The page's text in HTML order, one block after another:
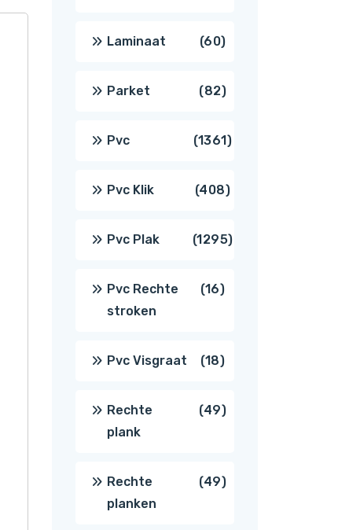
producten
Laminaat 6060
producten
Parket 8282
producten
Pvc 13611361
producten
Pvc Klik 408408
producten
Pvc Plak 12951295
Pvc Rechte
stroken
1616
Pvc Visgraat 1818
producten
Rechte
plank
4949
Rechte
planken
4949